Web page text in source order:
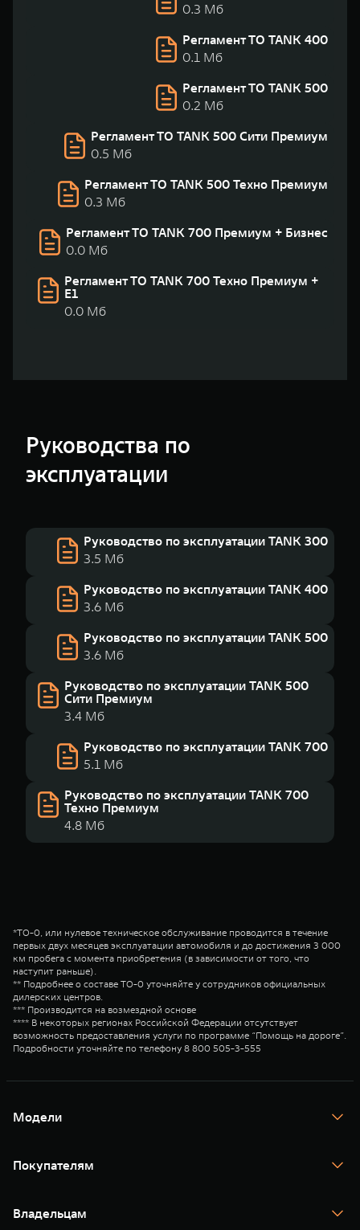
0.3 Мб
Регламент ТО TANK 400
0.1 Мб
Регламент ТО TANK 500
0.2 Мб
Регламент ТО TANK 500 Сити Премиум
0.5 Мб
Регламент ТО TANK 500 Техно Премиум
0.3 Мб
Регламент ТО TANK 700 Премиум + Бизнес
0.0 Мб
Регламент ТО TANK 700 Техно Премиум +
Е1
0.0 Мб
Руководства по
эксплуатации
Руководство по эксплуатации TANK 300
3.5 Мб
Руководство по эксплуатации TANK 400
3.6 Мб
Руководство по эксплуатации TANK 500
3.6 Мб
Руководство по эксплуатации TANK 500
Сити Премиум
3.4 Мб
Руководство по эксплуатации TANK 700
5.1 Мб
Руководство по эксплуатации TANK 700
Техно Премиум
4.8 Мб
*ТО-0, или нулевое техническое обслуживание проводится в течение
первых двух месяцев эксплуатации автомобиля и до достижения 3 000
км пробега с момента приобретения (в зависимости от того, что
наступит раньше).
** Подробнее о составе ТО-0 уточняйте у сотрудников официальных
дилерских центров.
*** Производится на возмездной основе
**** В некоторых регионах Российской Федерации отсутствует
возможность предоставления услуги по программе “Помощь на дороге”.
Подробности уточняйте по телефону 8 800 505-3-555
Модели
TANK 400
TANK 500
Покупателям
Тест-драйв
TANK Финансы
Владельцам